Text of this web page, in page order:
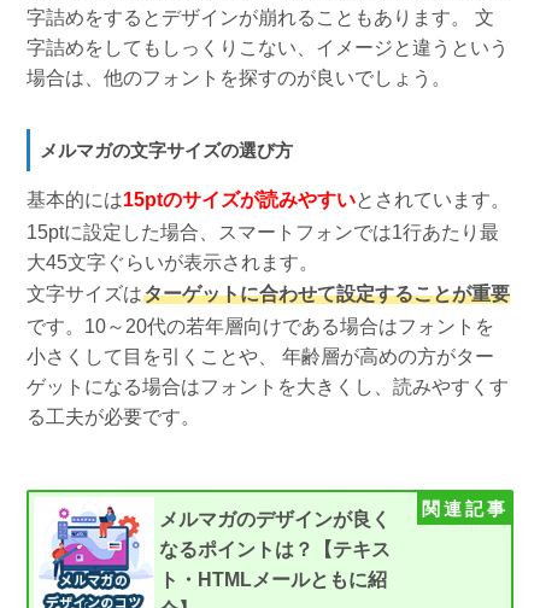
字詰めをするとデザインが崩れることもあります。 文
字詰めをしてもしっくりこない、イメージと違うという
場合は、他のフォントを探すのが良いでしょう。
メルマガの文字サイズの選び方
基本的には15ptのサイズが読みやすいとされています。
15ptに設定した場合、スマートフォンでは1行あたり最
大45文字ぐらいが表示されます。
文字サイズはターゲットに合わせて設定することが重要
です。10～20代の若年層向けである場合はフォントを
小さくして目を引くことや、 年齢層が高めの方がター
ゲットになる場合はフォントを大きくし、読みやすくす
る工夫が必要です。
メルマガのデザインが良く
なるポイントは？【テキス
ト・HTMLメールともに紹